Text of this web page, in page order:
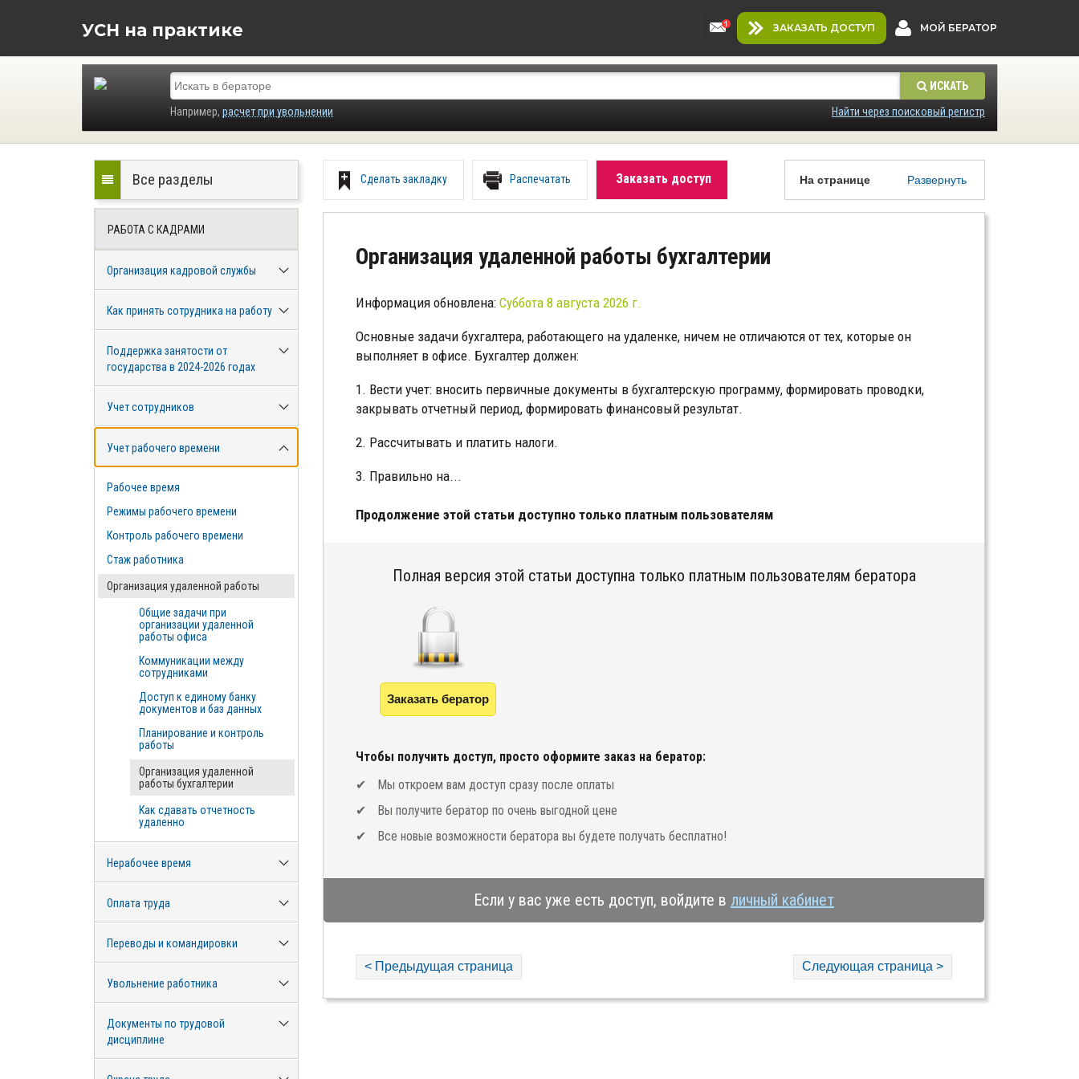
УСН на практике ЗАКАЗАТЬ ДОСТУП МОЙ БЕРАТОР
ИСКАТЬ
Например, расчет при увольнении Найти через поисковый регистр
На странице Развернуть
Сделать закладку Распечатать Заказать доступ
Организация удаленной работы бухгалтерии
Информация обновлена: Суббота 8 августа 2026 г.
Основные задачи бухгалтера, работающего на удаленке, ничем не отличаются от тех, которые он
выполняет в офисе. Бухгалтер должен:
1. Вести учет: вносить первичные документы в бухгалтерскую программу, формировать проводки,
закрывать отчетный период, формировать финансовый результат.
2. Рассчитывать и платить налоги.
3. Правильно на...
Продолжение этой статьи доступно только платным пользователям
Полная версия этой статьи доступна только платным пользователям бератора
Заказать бератор
Чтобы получить доступ, просто оформите заказ на бератор:
Мы откроем вам доступ сразу после оплаты
Вы получите бератор по очень выгодной цене
Все новые возможности бератора вы будете получать бесплатно!
Если у вас уже есть доступ, войдите в личный кабинет
< Предыдущая страница Следующая страница >
Все разделы
РАБОТА С КАДРАМИ
Организация кадровой службы
Как принять сотрудника на работу
Поддержка занятости от
государства в 2024-2026 годах
Учет сотрудников
Учет рабочего времени
Рабочее время
Режимы рабочего времени
Контроль рабочего времени
Стаж работника
Организация удаленной работы
Общие задачи при
организации удаленной
работы офиса
Коммуникации между
сотрудниками
Доступ к единому банку
документов и баз данных
Планирование и контроль
работы
Организация удаленной
работы бухгалтерии
Как сдавать отчетность
удаленно
Нерабочее время
Оплата труда
Переводы и командировки
Увольнение работника
Документы по трудовой
дисциплине